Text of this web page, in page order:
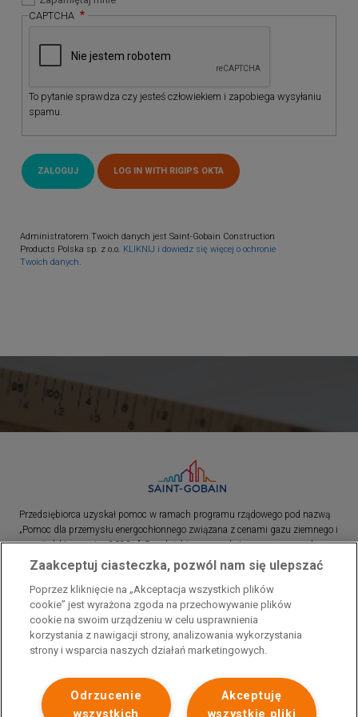
CAPTCHA
To pytanie sprawdza czy jesteś człowiekiem i zapobiega wysyłaniu
spamu.
Administratorem Twoich danych jest Saint-Gobain Construction
Products Polska sp. z o.o. KLIKNIJ i dowiedz się więcej o ochronie
Twoich danych.
Przedsiębiorca uzyskał pomoc w ramach programu rządowego pod nazwą
„Pomoc dla przemysłu energochłonnego związana z cenami gazu ziemnego i
energii elektrycznej w 2023 r.”. Przedsiębiorca uzyskał pomoc w ramach
programu rządowego pod nazwą: „Pomoc dla sektorów energochłonnych
związana z nagłymi wzrostami cen gazu ziemnego i energii elektrycznej w
2022 r.”
Zaakceptuj ciasteczka, pozwól nam się ulepszać
Poprzez kliknięcie na „Akceptacja wszystkich plików
cookie” jest wyrażona zgoda na przechowywanie plików
cookie na swoim urządzeniu w celu usprawnienia
korzystania z nawigacji strony, analizowania wykorzystania
strony i wsparcia naszych działań marketingowych.
Akceptuję
wszystkie pliki
Odrzucenie
wszystkich